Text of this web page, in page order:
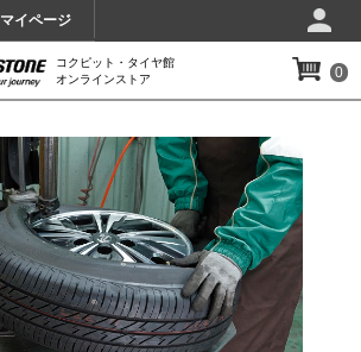
マイページ
コクピット・タイヤ館
オンラインストア
0